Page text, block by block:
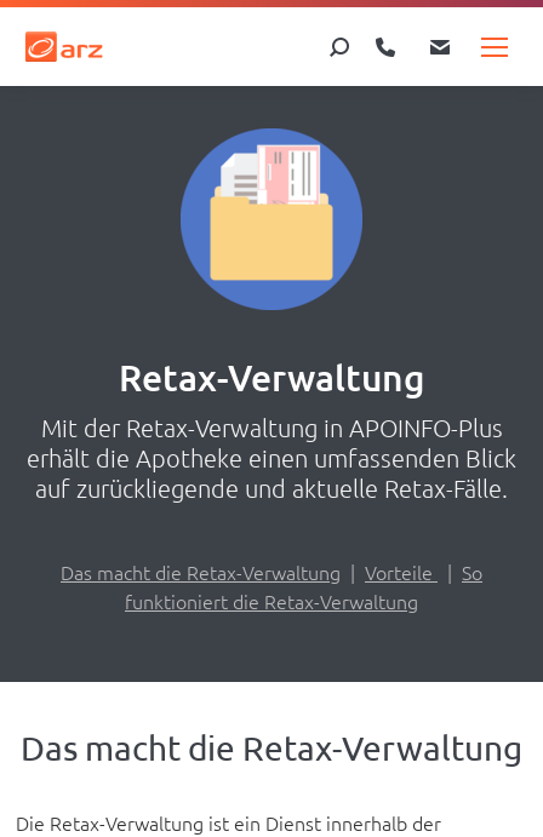
Search:
Retax-Verwaltung
Mit der Retax-Verwaltung in APOINFO-Plus
erhält die Apotheke einen umfassenden Blick
auf zurückliegende und aktuelle Retax-Fälle.
Das macht die Retax-Verwaltung | Vorteile | So
funktioniert die Retax-Verwaltung
Das macht die Retax-Verwaltung
Die Retax-Verwaltung ist ein Dienst innerhalb der